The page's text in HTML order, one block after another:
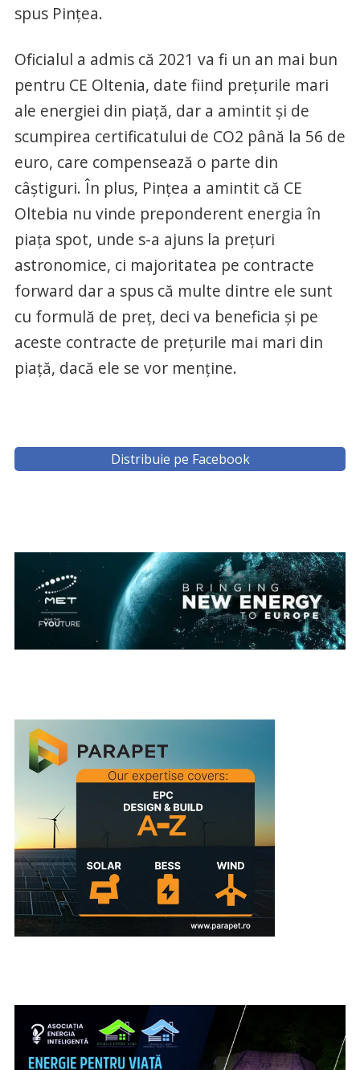
spus Pințea.
Oficialul a admis că 2021 va fi un an mai bun
pentru CE Oltenia, date fiind prețurile mari
ale energiei din piață, dar a amintit și de
scumpirea certificatului de CO2 până la 56 de
euro, care compensează o parte din
câștiguri. În plus, Pințea a amintit că CE
Oltebia nu vinde preponderent energia în
piața spot, unde s-a ajuns la prețuri
astronomice, ci majoritatea pe contracte
forward dar a spus că multe dintre ele sunt
cu formulă de preț, deci va beneficia și pe
aceste contracte de prețurile mai mari din
piață, dacă ele se vor menține.
Distribuie pe Facebook